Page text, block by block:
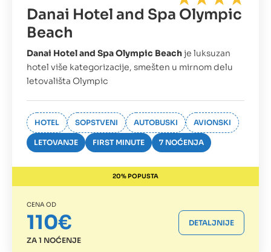
Danai Hotel and Spa Olympic
Beach
Danai Hotel and Spa Olympic Beachje luksuzan
hotel više kategorizacije, smešten u mirnom delu
letovališta Olympic
HOTEL SOPSTVENI AUTOBUSKI AVIONSKI
LETOVANJE FIRST MINUTE 7 NOĆENJA
20% POPUSTA
CENA OD
110€
ZA 1 NOĆENJE
DETALJNIJE